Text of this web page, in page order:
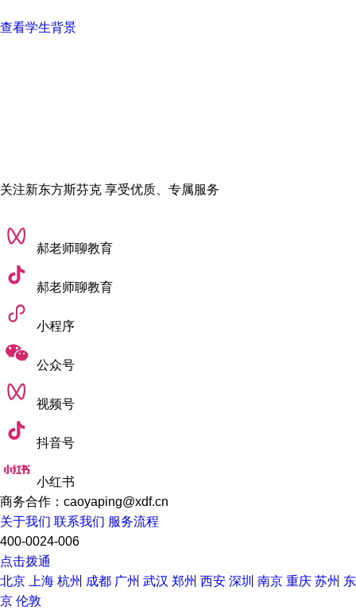
查看学生背景
关注新东方斯芬克 享受优质、专属服务
郝老师聊教育
郝老师聊教育
小程序
公众号
视频号
抖音号
小红书
商务合作：caoyaping@xdf.cn
关于我们 联系我们 服务流程
400-0024-006
点击拨通
北京
上海 杭州 成都 广州 武汉 郑州 西安 深圳 南京 重庆 苏州 东
京 伦敦